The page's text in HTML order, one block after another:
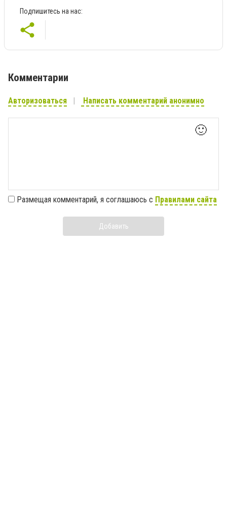
Подпишитесь на нас:
Комментарии
Авторизоваться Написать комментарий анонимно
🙂
Размещая комментарий, я соглашаюсь с Правилами сайта
Добавить